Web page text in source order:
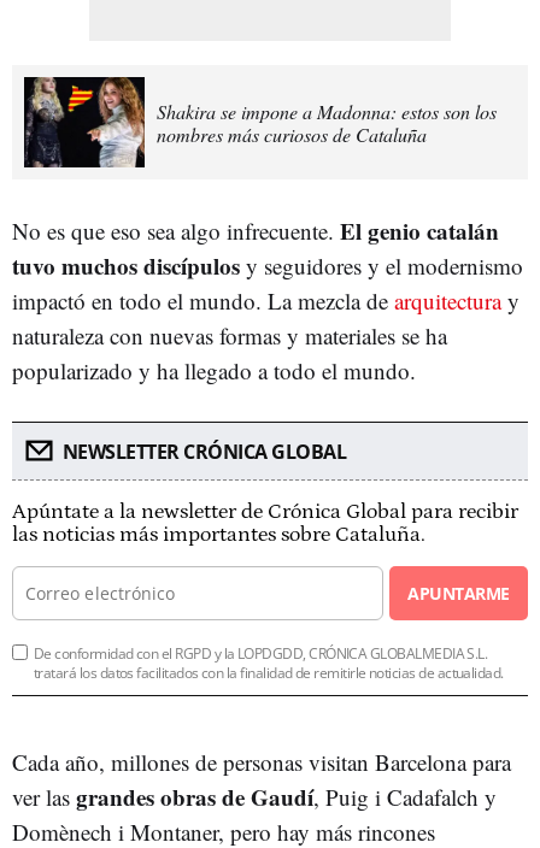
Shakira se impone a Madonna: estos son los
nombres más curiosos de Cataluña
No es que eso sea algo infrecuente. El genio catalán
tuvo muchos discípulos y seguidores y el modernismo
impactó en todo el mundo. La mezcla de arquitecturay
naturaleza con nuevas formas y materiales se ha
popularizado y ha llegado a todo el mundo.
NEWSLETTER CRÓNICA GLOBAL
Apúntate a la newsletter de Crónica Global para recibir
las noticias más importantes sobre Cataluña.
APUNTARME
De conformidad con el RGPD y la LOPDGDD, CRÓNICA GLOBALMEDIA S.L.
tratará los datos facilitados con la finalidad de remitirle noticias de actualidad.
Cada año, millones de personas visitan Barcelona para
ver las grandes obras de Gaudí, Puig i Cadafalch y
Domènech i Montaner, pero hay más rincones